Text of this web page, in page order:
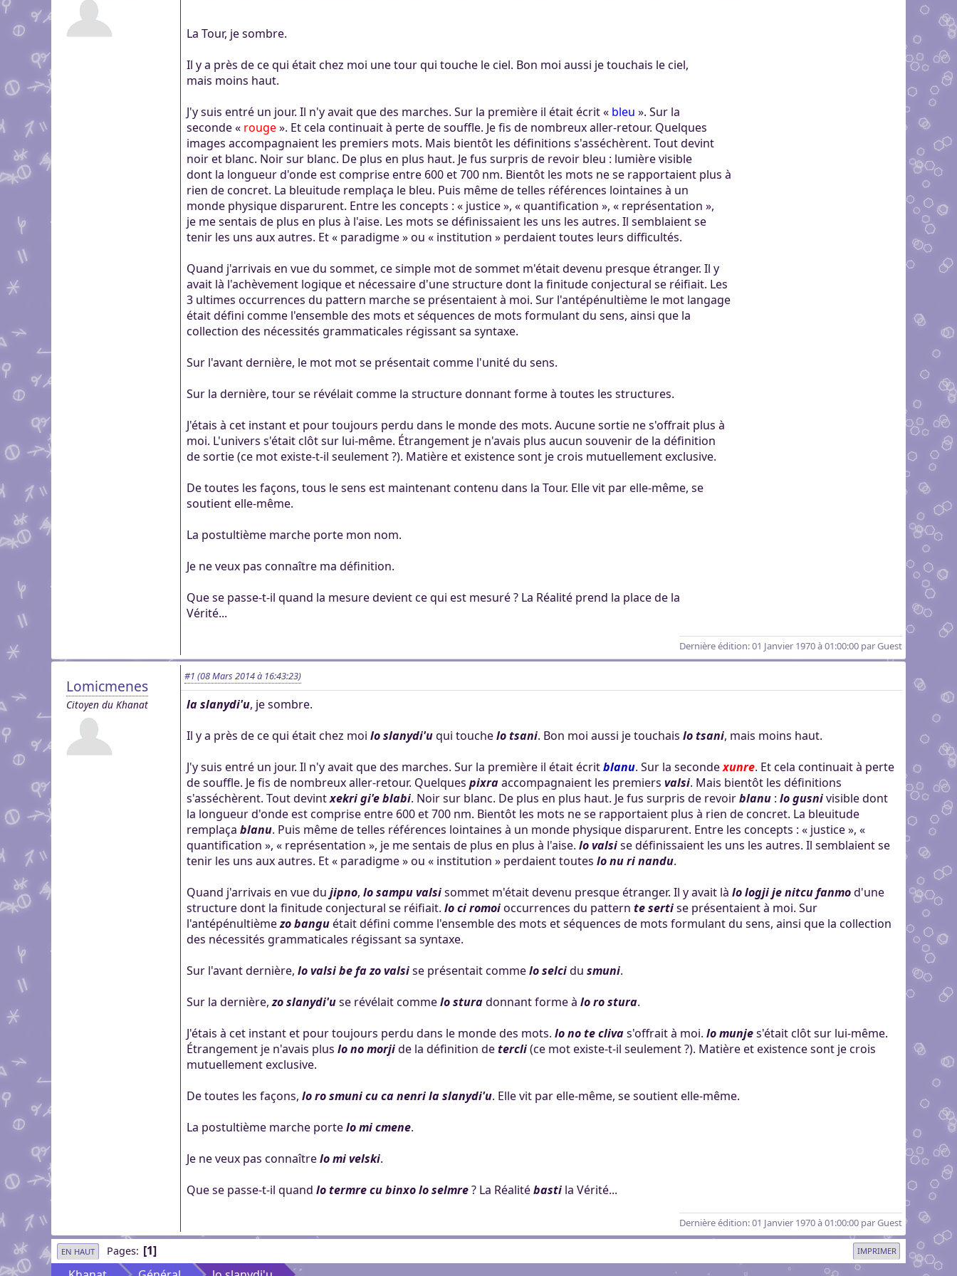
peut s'inscrire, mais limité à 100Mo par
personne si vous n'êtes pas validé.
Visioconférence
Salon audio et vidéo, accessible sans
micro ! /!\ Ce n'est pas notre outil
principal d'échange, préférez le salon
XMPP.
Boutiques
Brillez aux couleurs de Khaganat
Vous cherchez des goodies avec nos
visuels ? Vous pouvez les retrouver sur
stands.
Nous soutenir
Aider Khaganat
Notre projet vit grâce aux dons, en
nature, en temps ou en argent.
Découvrez comment nous aider, afin que
nous puissions aller encore plus loin !
La Tour, je sombre.
Il y a près de ce qui était chez moi une tour qui touche le ciel. Bon moi aussi je touchais le ciel,
mais moins haut.
J'y suis entré un jour. Il n'y avait que des marches. Sur la première il était écrit « bleu ». Sur la
seconde « rouge». Et cela continuait à perte de souffle. Je fis de nombreux aller-retour. Quelques
images accompagnaient les premiers mots. Mais bientôt les définitions s'asséchèrent. Tout devint
noir et blanc. Noir sur blanc. De plus en plus haut. Je fus surpris de revoir bleu : lumière visible
dont la longueur d'onde est comprise entre 600 et 700 nm. Bientôt les mots ne se rapportaient plus à
rien de concret. La bleuitude remplaça le bleu. Puis même de telles références lointaines à un
monde physique disparurent. Entre les concepts : « justice », « quantification », « représentation »,
je me sentais de plus en plus à l'aise. Les mots se définissaient les uns les autres. Il semblaient se
tenir les uns aux autres. Et « paradigme » ou « institution » perdaient toutes leurs difficultés.
Quand j'arrivais en vue du sommet, ce simple mot de sommet m'était devenu presque étranger. Il y
avait là l'achèvement logique et nécessaire d'une structure dont la finitude conjectural se réifiait. Les
3 ultimes occurrences du pattern marche se présentaient à moi. Sur l'antépénultième le mot langage
était défini comme l'ensemble des mots et séquences de mots formulant du sens, ainsi que la
collection des nécessités grammaticales régissant sa syntaxe.
Sur l'avant dernière, le mot mot se présentait comme l'unité du sens.
Sur la dernière, tour se révélait comme la structure donnant forme à toutes les structures.
J'étais à cet instant et pour toujours perdu dans le monde des mots. Aucune sortie ne s'offrait plus à
moi. L'univers s'était clôt sur lui-même. Étrangement je n'avais plus aucun souvenir de la définition
de sortie (ce mot existe-t-il seulement ?). Matière et existence sont je crois mutuellement exclusive.
De toutes les façons, tous le sens est maintenant contenu dans la Tour. Elle vit par elle-même, se
soutient elle-même.
La postultième marche porte mon nom.
Je ne veux pas connaître ma définition.
Que se passe-t-il quand la mesure devient ce qui est mesuré ? La Réalité prend la place de la
Vérité...
Dernière édition: 01 Janvier 1970 à 01:00:00 par Guest
Lomicmenes
Citoyen du Khanat
#1 (08 Mars 2014 à 16:43:23)
la slanydi'u, je sombre.
Il y a près de ce qui était chez moi lo slanydi'uqui touchelo tsani. Bon moi aussi je touchais lo tsani, mais moins haut.
J'y suis entré un jour. Il n'y avait que des marches. Sur la première il était écritblanu. Sur la secondexunre. Et cela continuait à perte
de souffle. Je fis de nombreux aller-retour. Quelques pixraaccompagnaient les premiers valsi. Mais bientôt les définitions
s'asséchèrent. Tout devintxekri gi'e blabi. Noir sur blanc. De plus en plus haut. Je fus surpris de revoirblanu: lo gusnivisible dont
la longueur d'onde est comprise entre 600 et 700 nm. Bientôt les mots ne se rapportaient plus à rien de concret. La bleuitude
remplaça blanu. Puis même de telles références lointaines à un monde physique disparurent. Entre les concepts : « justice », «
quantification », « représentation », je me sentais de plus en plus à l'aise. lo valsise définissaient les uns les autres. Il semblaient se
tenir les uns aux autres. Et « paradigme » ou « institution » perdaient toutes lo nu ri nandu.
Quand j'arrivais en vue du jipno, lo sampu valsisommet m'était devenu presque étranger. Il y avait là lo logji je nitcu fanmod'une
structure dont la finitude conjectural se réifiait. lo ci romoioccurrences du pattern te sertise présentaient à moi. Sur
l'antépénultièmezo banguétait défini comme l'ensemble des mots et séquences de mots formulant du sens, ainsi que la collection
des nécessités grammaticales régissant sa syntaxe.
Sur l'avant dernière, lo valsi be fa zo valsise présentait commelo selcidu smuni.
Sur la dernière,zo slanydi'use révélait commelo sturadonnant forme à lo ro stura.
J'étais à cet instant et pour toujours perdu dans le monde des mots. lo no te clivas'offrait à moi. lo munjes'était clôt sur lui-même.
Étrangement je n'avais plus lo no morjide la définition detercli(ce mot existe-t-il seulement ?). Matière et existence sont je crois
mutuellement exclusive.
De toutes les façons, lo ro smuni cu ca nenri la slanydi'u. Elle vit par elle-même, se soutient elle-même.
La postultième marche portelo mi cmene.
Je ne veux pas connaîtrelo mi velski.
Que se passe-t-il quand lo termre cu binxo lo selmre? La Réalitébastila Vérité...
Dernière édition: 01 Janvier 1970 à 01:00:00 par Guest
EN HAUT Pages 1 IMPRIMER